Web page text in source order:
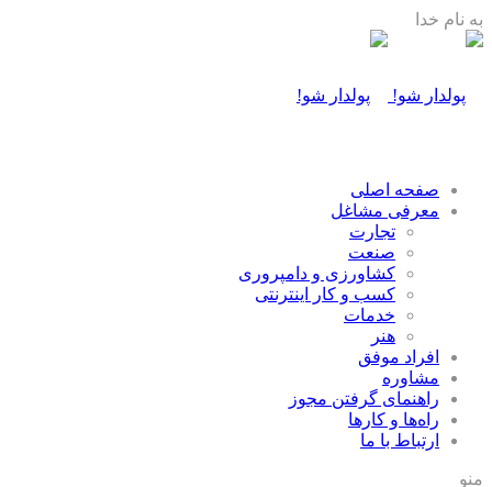
به نام خدا
صفحه اصلی
معرفی مشاغل
تجارت
صنعت
كشاورزی و دامپروری
كسب و كار اينترنتی
خدمات
هنر
افراد موفق
مشاوره
راهنمای گرفتن مجوز
راه‌ها و كارها
ارتباط با ما
منو